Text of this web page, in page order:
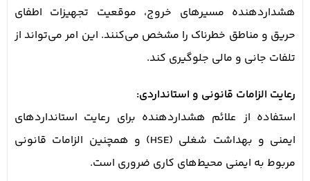
هشداردهنده مسیرهای خروج، موقعیت تجهیزات اطفای
حریق و مناطق خطرناک را مشخص می‌کنند. این امر می‌تواند از
تلفات جانی و مالی جلوگیری کند.
رعایت الزامات قانونی و استانداردی:
استفاده از علائم هشداردهنده برای رعایت استانداردهای
ایمنی و بهداشت شغلی (HSE) و همچنین الزامات قانونی
مربوط به ایمنی محیط‌های کاری ضروری است.